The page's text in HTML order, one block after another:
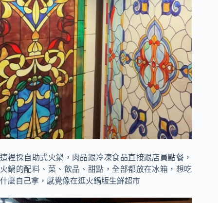
這裡採自助式火鍋，肉品跟冷凍食品直接跟店員點餐，
火鍋的配料、菜、飲品、甜點，全部都放在冰箱，想吃
什麼自己拿，感覺像在逛火鍋版生鮮超市